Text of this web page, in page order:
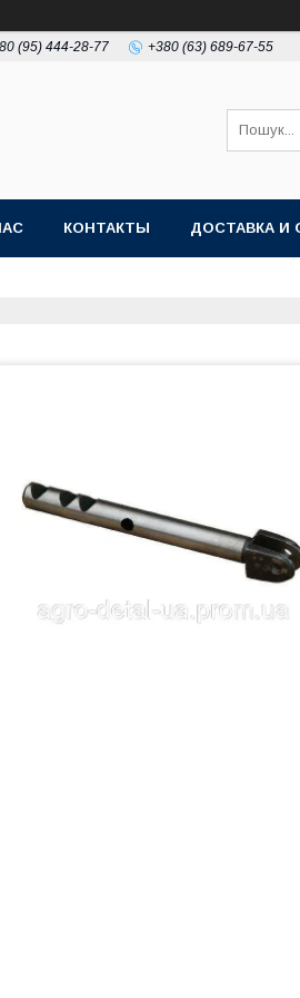
(95) 444-28-77 +380 (63) 689-67-55
КОНТАКТЫ ДОСТАВКА И